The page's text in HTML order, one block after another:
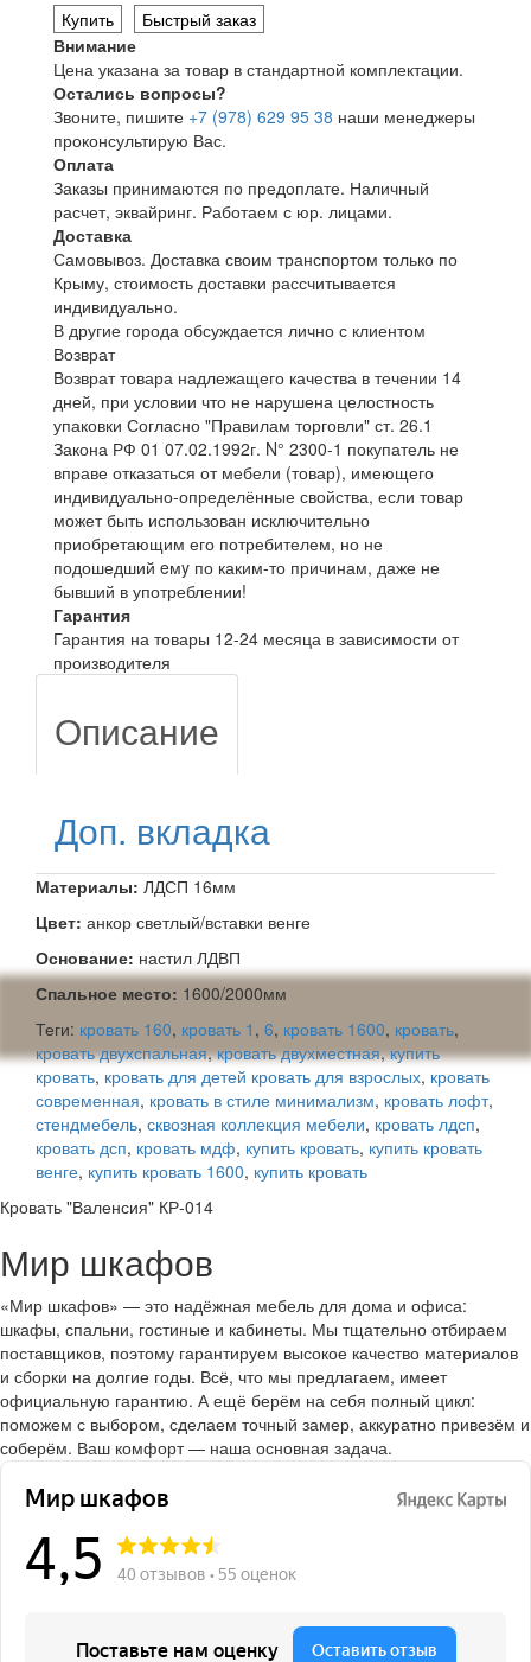
Купить
Быстрый заказ
Внимание
Цена указана за товар в стандартной комплектации.
Остались вопросы?
Звоните, пишите +7 (978) 629 95 38 наши менеджеры
проконсультирую Вас.
Оплата
Заказы принимаются по предоплате. Наличный
расчет, эквайринг. Работаем с юр. лицами.
Доставка
Самовывоз. Доставка своим транспортом только по
Крыму, стоимость доставки рассчитывается
индивидуально.
В другие города обсуждается лично с клиентом
Возврат
Возврат товара надлежащего качества в течении 14
дней, при условии что не нарушена целостность
упаковки Согласно "Правилам торговли" ст. 26.1
Закона РФ 01 07.02.1992г. N° 2300-1 покупатель не
вправе отказаться от мебели (товар), имеющего
индивидуально-определённые свойства, если товар
может быть использован исключительно
приобретающим его потребителем, но не
подошедший eмy по каким-то причинам, даже не
бывший в употреблении!
Гарантия
Гарантия на товары 12-24 месяца в зависимости от
производителя
Описание
Доп. вкладка
Материалы: ЛДСП 16мм
Цвет: анкор светлый/вставки венге
Основание: настил ЛДВП
Спальное место: 1600/2000мм
Теги: кровать 160, кровать 1 , 6, кровать 1600, кровать,
кровать двухспальная,кровать двухместная,купить
кровать, кровать для детей кровать для взрослых, кровать
современная, кровать в стиле минимализм, кровать лофт,
стендмебель, сквозная коллекция мебели, кровать лдсп,
кровать дсп, кровать мдф, купить кровать, купить кровать
венге, купить кровать 1600, купить кровать
Кровать "Валенсия" КР-014
Мир шкафов
«Мир шкафов» — это надёжная мебель для дома и офиса:
шкафы, спальни, гостиные и кабинеты. Мы тщательно отбираем
поставщиков, поэтому гарантируем высокое качество материалов
и сборки на долгие годы. Всё, что мы предлагаем, имеет
официальную гарантию. А ещё берём на себя полный цикл:
поможем с выбором, сделаем точный замер, аккуратно привезём и
соберём. Ваш комфорт — наша основная задача.